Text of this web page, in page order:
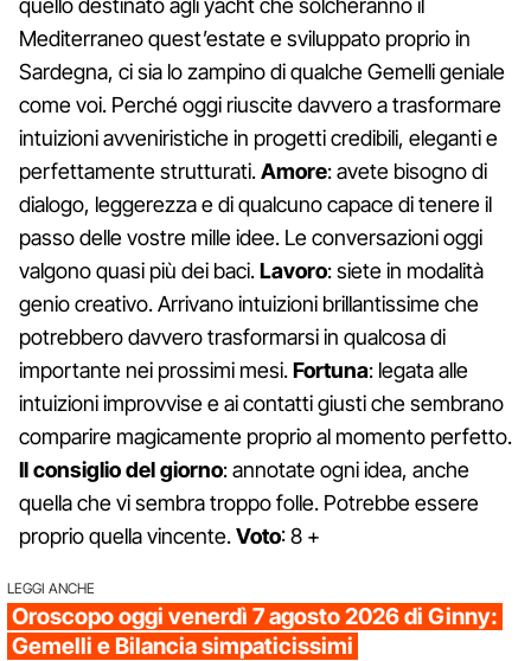
quello destinato agli yacht che solcheranno il
Mediterraneo quest’estate e sviluppato proprio in
Sardegna, ci sia lo zampino di qualche Gemelli geniale
come voi. Perché oggi riuscite davvero a trasformare
intuizioni avveniristiche in progetti credibili, eleganti e
perfettamente strutturati.Amore: avete bisogno di
dialogo, leggerezza e di qualcuno capace di tenere il
passo delle vostre mille idee. Le conversazioni oggi
valgono quasi più dei baci.Lavoro: siete in modalità
genio creativo. Arrivano intuizioni brillantissime che
potrebbero davvero trasformarsi in qualcosa di
importante nei prossimi mesi.Fortuna: legata alle
intuizioni improvvise e ai contatti giusti che sembrano
comparire magicamente proprio al momento perfetto.
Il consiglio del giorno: annotate ogni idea, anche
quella che vi sembra troppo folle. Potrebbe essere
proprio quella vincente.Voto: 8 +
LEGGI ANCHE
Oroscopo oggi venerdì 7 agosto 2026 di Ginny:
Gemelli e Bilancia simpaticissimi